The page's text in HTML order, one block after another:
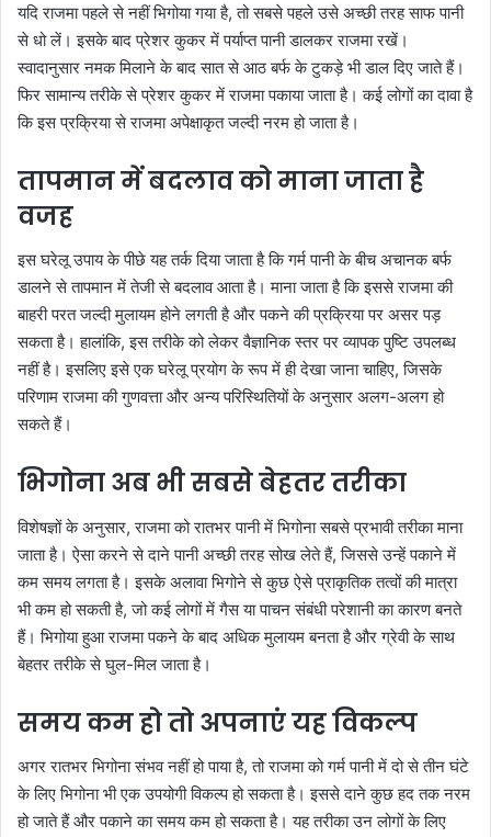
यदि राजमा पहले से नहीं भिगोया गया है, तो सबसे पहले उसे अच्छी तरह साफ पानी
से धो लें। इसके बाद प्रेशर कुकर में पर्याप्त पानी डालकर राजमा रखें।
स्वादानुसार नमक मिलाने के बाद सात से आठ बर्फ के टुकड़े भी डाल दिए जाते हैं।
फिर सामान्य तरीके से प्रेशर कुकर में राजमा पकाया जाता है। कई लोगों का दावा है
कि इस प्रक्रिया से राजमा अपेक्षाकृत जल्दी नरम हो जाता है।
तापमान में बदलाव को माना जाता है
वजह
इस घरेलू उपाय के पीछे यह तर्क दिया जाता है कि गर्म पानी के बीच अचानक बर्फ
डालने से तापमान में तेजी से बदलाव आता है। माना जाता है कि इससे राजमा की
बाहरी परत जल्दी मुलायम होने लगती है और पकने की प्रक्रिया पर असर पड़
सकता है। हालांकि, इस तरीके को लेकर वैज्ञानिक स्तर पर व्यापक पुष्टि उपलब्ध
नहीं है। इसलिए इसे एक घरेलू प्रयोग के रूप में ही देखा जाना चाहिए, जिसके
परिणाम राजमा की गुणवत्ता और अन्य परिस्थितियों के अनुसार अलग-अलग हो
सकते हैं।
भिगोना अब भी सबसे बेहतर तरीका
विशेषज्ञों के अनुसार, राजमा को रातभर पानी में भिगोना सबसे प्रभावी तरीका माना
जाता है। ऐसा करने से दाने पानी अच्छी तरह सोख लेते हैं, जिससे उन्हें पकाने में
कम समय लगता है। इसके अलावा भिगोने से कुछ ऐसे प्राकृतिक तत्वों की मात्रा
भी कम हो सकती है, जो कई लोगों में गैस या पाचन संबंधी परेशानी का कारण बनते
हैं। भिगोया हुआ राजमा पकने के बाद अधिक मुलायम बनता है और ग्रेवी के साथ
बेहतर तरीके से घुल-मिल जाता है।
समय कम हो तो अपनाएं यह विकल्प
अगर रातभर भिगोना संभव नहीं हो पाया है, तो राजमा को गर्म पानी में दो से तीन घंटे
के लिए भिगोना भी एक उपयोगी विकल्प हो सकता है। इससे दाने कुछ हद तक नरम
हो जाते हैं और पकाने का समय कम हो सकता है। यह तरीका उन लोगों के लिए